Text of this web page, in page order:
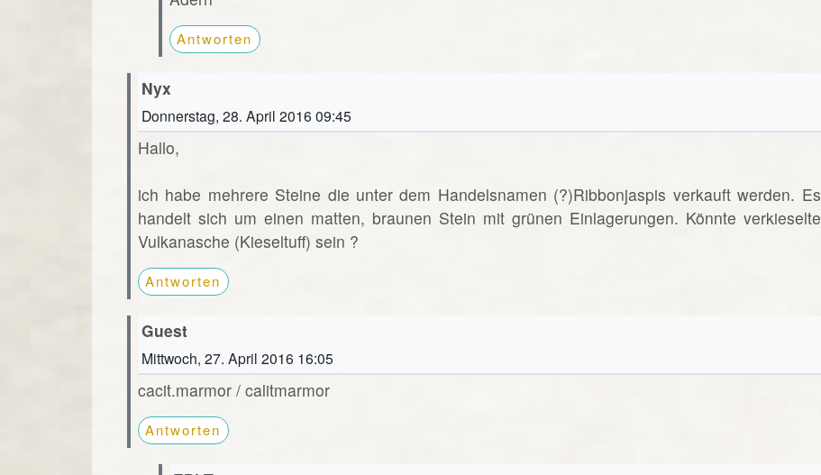
Antworten
Nyx
Donnerstag, 28. April 2016 09:45
Hallo,
ich habe mehrere Steine die unter dem Handelsnamen (?)Ribbonjaspis verkauft werden. Es
handelt sich um einen matten, braunen Stein mit grünen Einlagerungen. Könnte verkieselte
Vulkanasche (Kieseltuff) sein ?
Antworten
Guest
Mittwoch, 27. April 2016 16:05
cacit.marmor / calitmarmor
Antworten